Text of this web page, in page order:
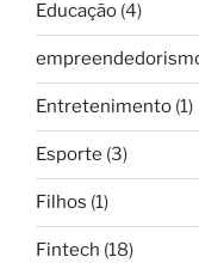
Educação (4)
Entretenimento (1)
Esporte (3)
Filhos (1)
Fintech (18)